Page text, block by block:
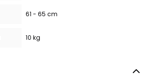
61 - 65 cm
10 kg